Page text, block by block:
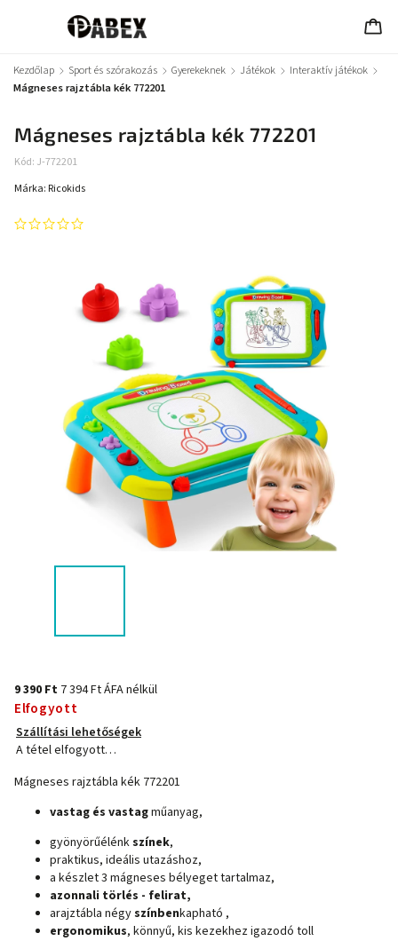
Kezdőlap / Sport és szórakozás / Gyerekeknek / Játékok / Interaktív játékok /
Mágneses rajztábla kék 772201
Mágneses rajztábla kék 772201
Kód: J-772201
Márka: Ricokids
9 390 Ft 7 394 Ft ÁFA nélkül
Elfogyott
Szállítási lehetőségek
A tétel elfogyott…
Mágneses rajztábla kék 772201
vastag és vastagműanyag,
gyönyörűélénkszínek,
praktikus, ideális utazáshoz,
a készlet 3 mágneses bélyeget tartalmaz,
azonnali törlés - felirat,
arajztábla négyszínbenkapható ,
ergonomikus, könnyű, kis kezekhez igazodó toll